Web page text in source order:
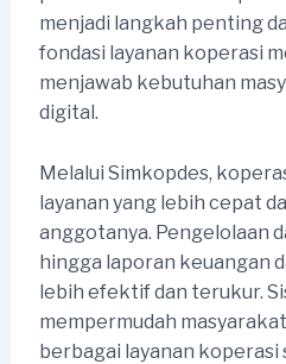
menjadi langkah penting
fondasi layanan koperasi
menjawab kebutuhan
digital.
Melalui Simkopdes,
layanan yang lebih cepat
anggotanya. Pengelolaan
hingga laporan keuangan
lebih efektif dan terukur.
mempermudah
berbagai layanan